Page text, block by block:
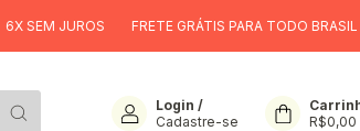
JUROS FRETE GRÁTIS PARA TODO BRASIL ACIMA
Login /
Cadastre-se
R$0,00